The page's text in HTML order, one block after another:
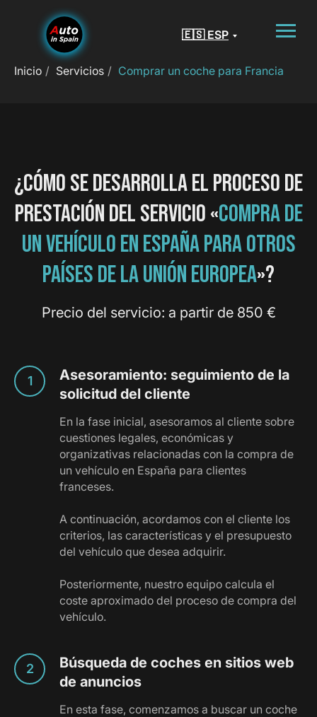
🇪🇸 ESP
Inicio / Servicios / Comprar un coche para Francia
¿CÓMO SE DESARROLLA EL PROCESO DE
PRESTACIÓN DEL SERVICIO «COMPRA DE
UN VEHÍCULO EN ESPAÑA PARA OTROS
PAÍSES DE LA UNIÓN EUROPEA»?
Precio del servicio: a partir de 850 €
Asesoramiento: seguimiento de la
solicitud del cliente
En la fase inicial, asesoramos al cliente sobre
cuestiones legales, económicas y
organizativas relacionadas con la compra de
un vehículo en España para clientes
franceses.
A continuación, acordamos con el cliente los
criterios, las características y el presupuesto
del vehículo que desea adquirir.
Posteriormente, nuestro equipo calcula el
coste aproximado del proceso de compra del
vehículo.
Búsqueda de coches en sitios web
de anuncios
En esta fase, comenzamos a buscar un coche